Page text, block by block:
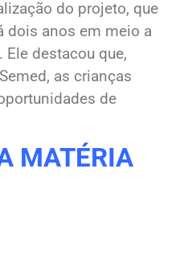
do projeto, que
dois anos em meio a
destacou que,
as crianças
de
MATÉRIA